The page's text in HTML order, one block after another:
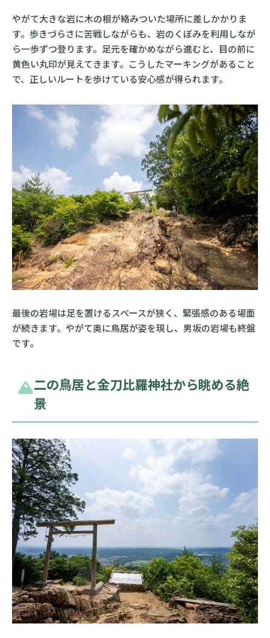
やがて大きな岩に木の根が絡みついた場所に差しかかりま
す。歩きづらさに苦戦しながらも、岩のくぼみを利用しなが
ら一歩ずつ登ります。足元を確かめながら進むと、目の前に
黄色い丸印が見えてきます。こうしたマーキングがあること
で、正しいルートを歩けている安心感が得られます。
最後の岩場は足を置けるスペースが狭く、緊張感のある場面
が続きます。やがて奥に鳥居が姿を現し、男坂の岩場も終盤
です。
二の鳥居と金刀比羅神社から眺める絶
景